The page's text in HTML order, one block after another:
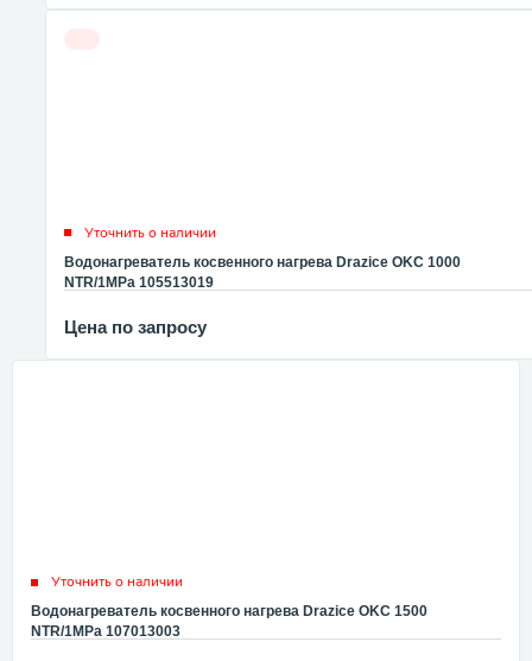
Уточнить о наличии
Водонагреватель косвенного нагрева Drazice OKC 1000
NTR/1MPa 105513019
Цена по запросу
Уточнить о наличии
Водонагреватель косвенного нагрева Drazice OKC 1500
NTR/1MPa 107013003